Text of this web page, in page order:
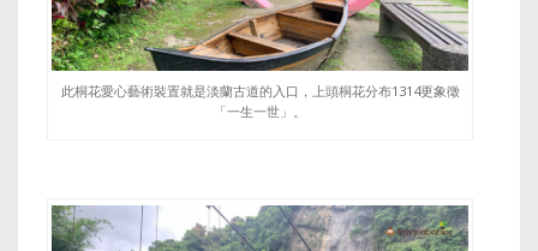
此桐花愛心藝術裝置就是淡蘭古道的入口，上頭桐花分布1314更象徵
「一生一世」。